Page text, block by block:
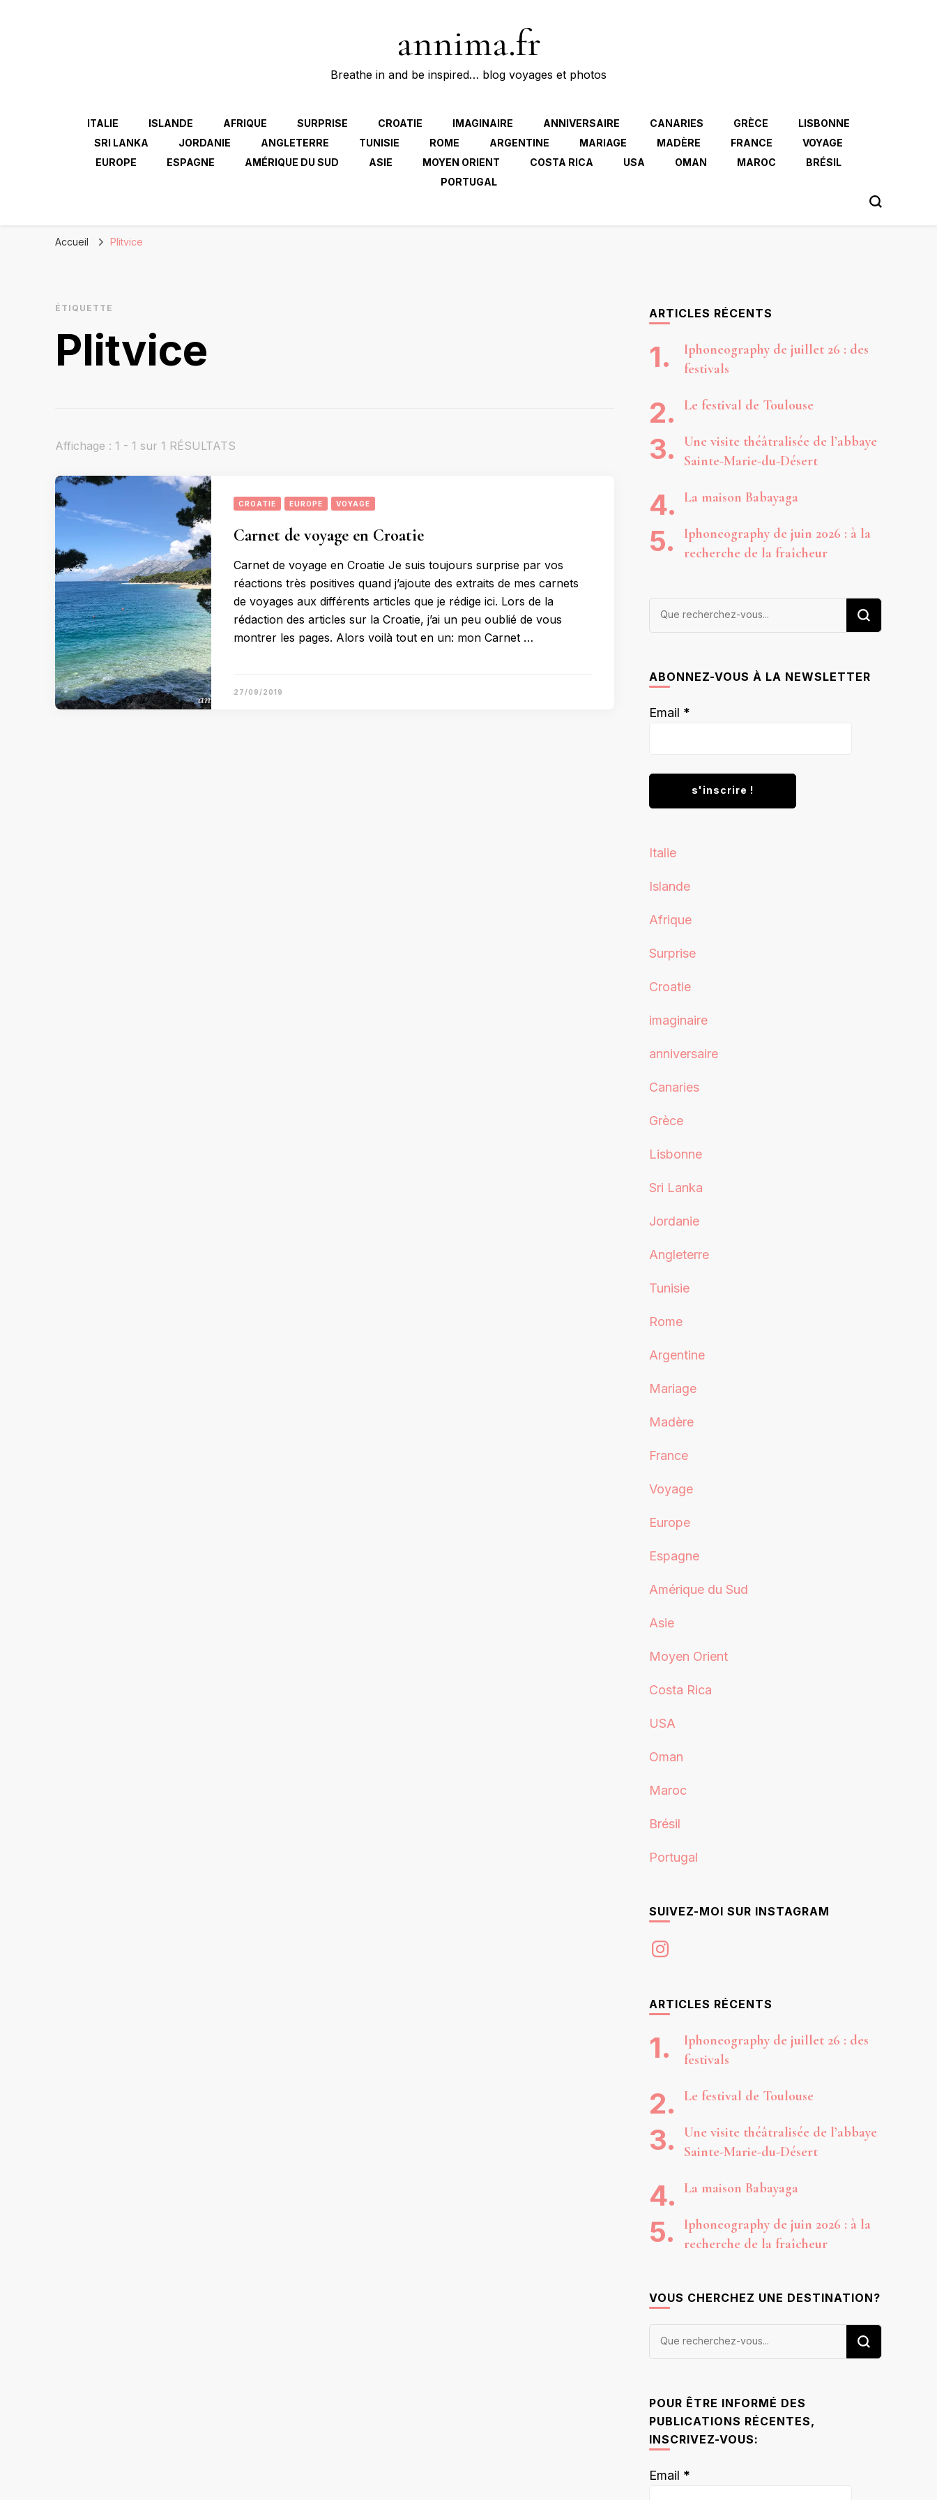
annima.fr
Breathe in and be inspired… blog voyages et photos
ITALIE ISLANDE AFRIQUE SURPRISE CROATIE IMAGINAIRE ANNIVERSAIRE CANARIES GRÈCE
LISBONNE
SRI LANKA
JORDANIE ANGLETERRE TUNISIE ROME ARGENTINE MARIAGE MADÈRE FRANCE
VOYAGE
EUROPE
ESPAGNE AMÉRIQUE DU SUD ASIE MOYEN ORIENT COSTA RICA USA OMAN MAROC
BRÉSIL
PORTUGAL
Accueil Plitvice
ÉTIQUETTE
Plitvice
Affichage : 1 - 1 sur 1 RÉSULTATS
CROATIE EUROPE VOYAGE
Carnet de voyage en Croatie
Carnet de voyage en Croatie Je suis toujours surprise par vos
réactions très positives quand j’ajoute des extraits de mes carnets
de voyages aux différents articles que je rédige ici. Lors de la
rédaction des articles sur la Croatie, j’ai un peu oublié de vous
montrer les pages. Alors voilà tout en un: mon Carnet …
27/09/2019
ARTICLES RÉCENTS
Iphoneography de juillet 26 : des
festivals
Le festival de Toulouse
Une visite théâtralisée de l’abbaye
Sainte-Marie-du-Désert
La maison Babayaga
Iphoneography de juin 2026 : à la
recherche de la fraîcheur
Vous
ABONNEZ-VOUS À LA NEWSLETTER
Email *
Italie
Islande
Afrique
Surprise
Croatie
imaginaire
anniversaire
Canaries
Grèce
Lisbonne
Sri Lanka
Jordanie
Angleterre
Tunisie
Rome
Argentine
Mariage
Madère
France
Voyage
Europe
Espagne
Amérique du Sud
Asie
Moyen Orient
Costa Rica
USA
Oman
Maroc
Brésil
Portugal
SUIVEZ-MOI SUR INSTAGRAM
Instagram
ARTICLES RÉCENTS
Iphoneography de juillet 26 : des
festivals
Le festival de Toulouse
Une visite théâtralisée de l’abbaye
Sainte-Marie-du-Désert
La maison Babayaga
Iphoneography de juin 2026 : à la
recherche de la fraîcheur
VOUS CHERCHEZ UNE DESTINATION?
Vous
POUR ÊTRE INFORMÉ DES
PUBLICATIONS RÉCENTES,
INSCRIVEZ-VOUS:
Email *